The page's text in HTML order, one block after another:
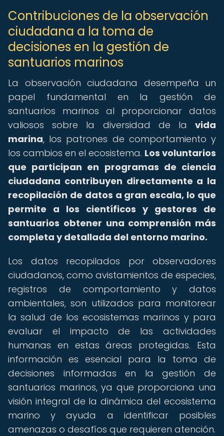
Contribuciones de la observación
ciudadana a la toma de
decisiones en la gestión de
santuarios marinos
La observación ciudadana desempeña un
papel fundamental en la gestión de
santuarios marinos al proporcionar datos
valiosos sobre la diversidad de la vida
marina, los patrones de comportamiento y
los cambios en el ecosistema. Los voluntarios
que participan en programas de ciencia
ciudadana contribuyen directamente a la
recopilación de datos a gran escala, lo que
permite a los científicos y gestores de
santuarios obtener una comprensión más
completa y detallada del entorno marino.
Los datos recopilados por observadores
ciudadanos, como avistamientos de especies,
registros de comportamiento y datos
ambientales, son utilizados para monitorear
la salud de los ecosistemas marinos y para
evaluar el impacto de las actividades
humanas en estas áreas protegidas. Esta
información es esencial para la toma de
decisiones informadas en la gestión de
santuarios marinos, ya que proporciona una
visión integral de la dinámica del ecosistema
marino y ayuda a identificar posibles
amenazas o desafíos que requieren atención.